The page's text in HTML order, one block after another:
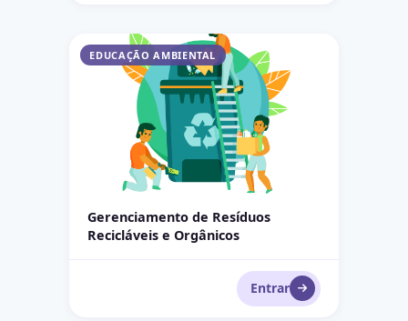
Gerenciamento de Resíduos Recicláveis e
EDUCAÇÃO AMBIENTAL
Gerenciamento de Resíduos
Recicláveis e Orgânicos
Entrar